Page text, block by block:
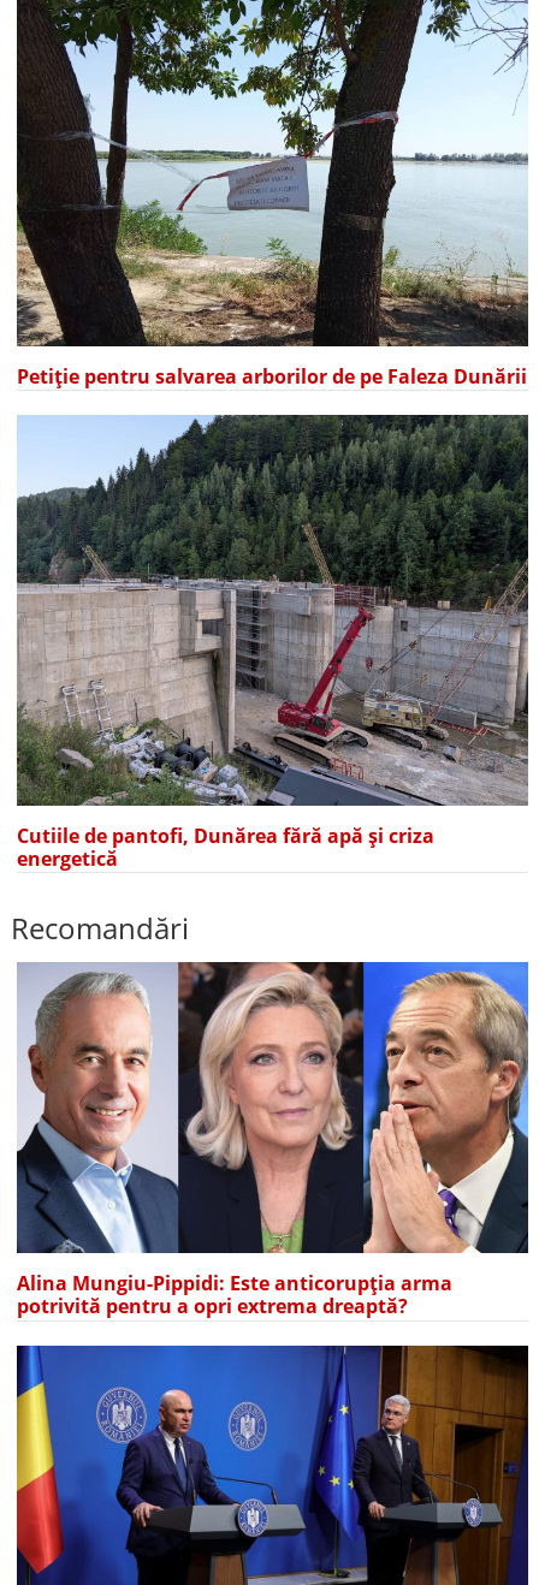
Petiție pentru salvarea arborilor de pe Faleza Dunării
Cutiile de pantofi, Dunărea fără apă și criza
energetică
Recomandări
Alina Mungiu-Pippidi: Este anticorupția arma
potrivită pentru a opri extrema dreaptă?